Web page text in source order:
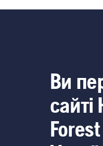
Ви